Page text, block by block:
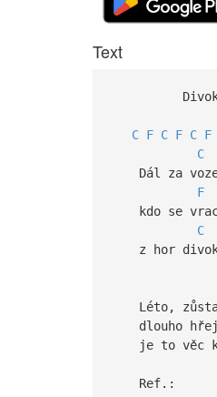
Text
Divokej
C F C F C F
C
Dál za
F
kdo se
C
z hor
Léto, zůstat
dlouho hřej
je to věc
Ref.: